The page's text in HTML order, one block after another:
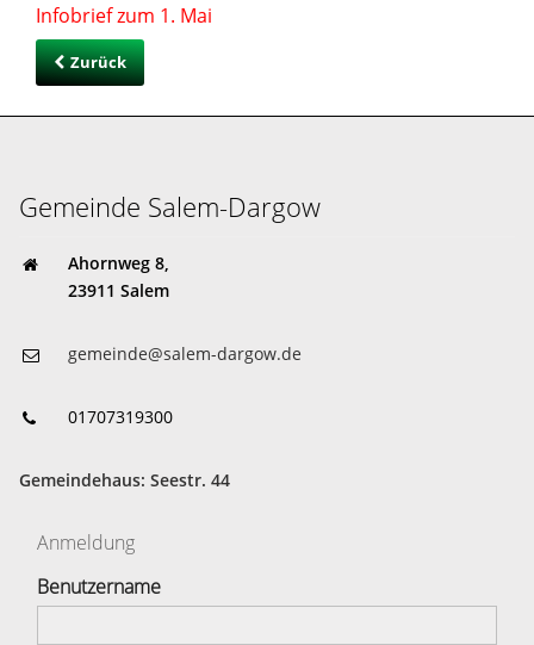
Infobrief zum 1. Mai
Zurück
Gemeinde Salem-Dargow
Ahornweg 8,
23911 Salem
gemeinde@salem-dargow.de
01707319300
Gemeindehaus: Seestr. 44
Anmeldung
Benutzername